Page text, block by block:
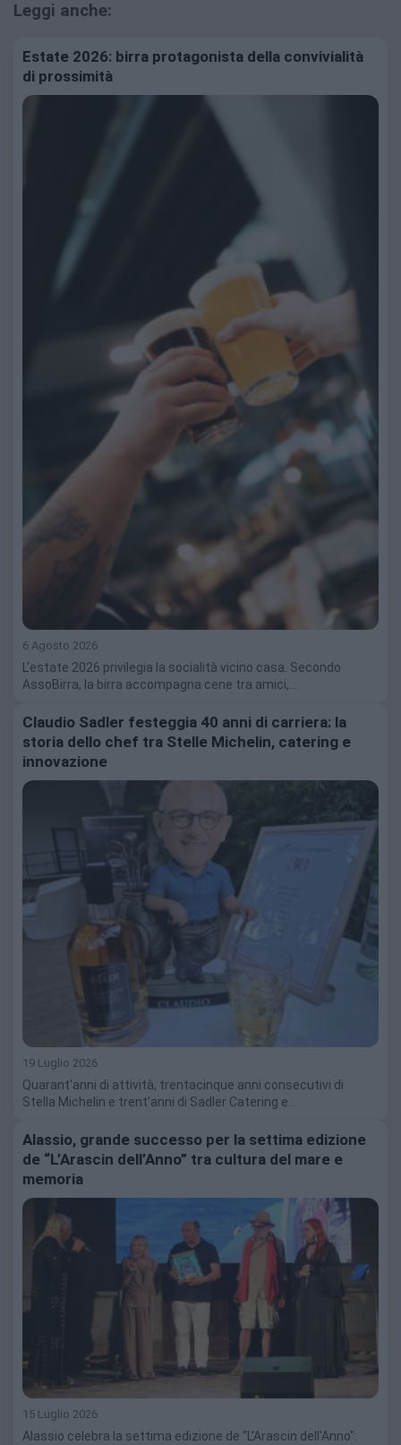
Leggi anche:
Estate 2026: birra protagonista della convivialità
di prossimità
6 Agosto 2026
L'estate 2026 privilegia la socialità vicino casa. Secondo
AssoBirra, la birra accompagna cene tra amici,…
Claudio Sadler festeggia 40 anni di carriera: la
storia dello chef tra Stelle Michelin, catering e
innovazione
19 Luglio 2026
Quarant'anni di attività, trentacinque anni consecutivi di
Stella Michelin e trent'anni di Sadler Catering e…
Alassio, grande successo per la settima edizione
de “L’Arascin dell’Anno” tra cultura del mare e
memoria
15 Luglio 2026
Alassio celebra la settima edizione de "L'Arascin dell'Anno":